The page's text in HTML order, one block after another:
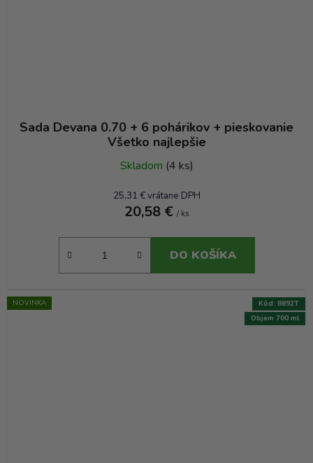
Sada Devana 0.70 + 6 pohárikov + pieskovanie
Všetko najlepšie
Skladom (4 ks)
25,31 € vrátane DPH
20,58 € / ks
DO KOŠÍKA
NOVINKA
Objem 700 ml
Kód: 8892T